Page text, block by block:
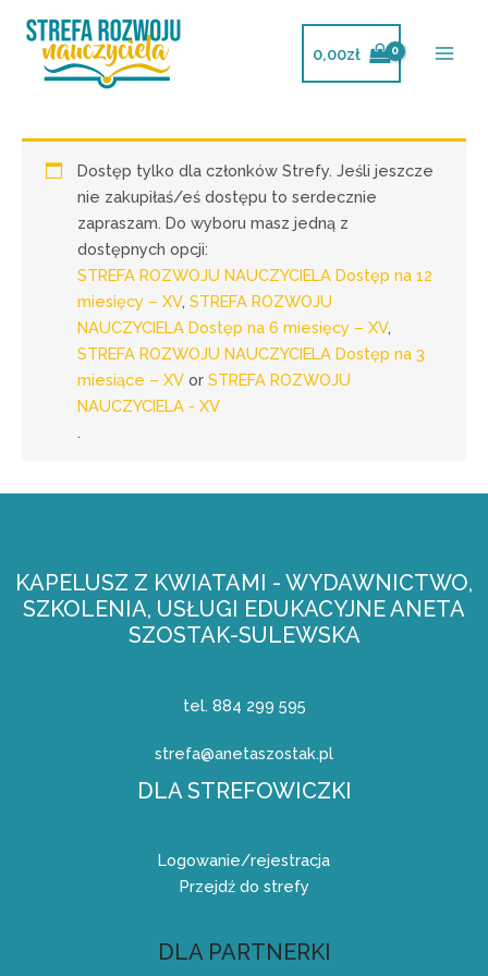
0,00zł
Dostęp tylko dla członków Strefy. Jeśli jeszcze
nie zakupiłaś/eś dostępu to serdecznie
zapraszam. Do wyboru masz jedną z
dostępnych opcji:
STREFA ROZWOJU NAUCZYCIELA Dostęp na 12
miesięcy – XV,STREFA ROZWOJU
NAUCZYCIELA Dostęp na 6 miesięcy – XV,
STREFA ROZWOJU NAUCZYCIELA Dostęp na 3
miesiące – XV orSTREFA ROZWOJU
NAUCZYCIELA - XV
.
KAPELUSZ Z KWIATAMI - WYDAWNICTWO,
SZKOLENIA, USŁUGI EDUKACYJNE ANETA
SZOSTAK-SULEWSKA
tel. 884 299 595
strefa@anetaszostak.pl
DLA STREFOWICZKI
Logowanie/rejestracja
Przejdź do strefy
DLA PARTNERKI